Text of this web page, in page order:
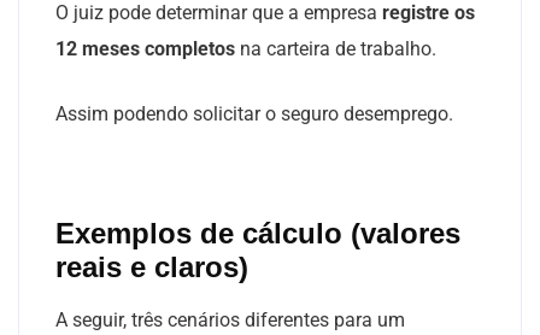
O juiz pode determinar que a empresa registre os
12 meses completos na carteira de trabalho.
Assim podendo solicitar o seguro desemprego.
Exemplos de cálculo (valores
reais e claros)
A seguir, três cenários diferentes para um